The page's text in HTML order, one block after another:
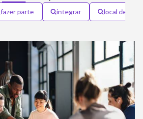
fazer parte integrar local de